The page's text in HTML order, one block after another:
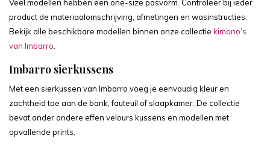
Veel modellen hebben een one-size pasvorm. Controleer bij ieder
product de materiaalomschrijving, afmetingen en wasinstructies.
Bekijk alle beschikbare modellen binnen onze collectie kimono’s
van Imbarro
Imbarro sierkussens
Met een sierkussen van Imbarro voeg je eenvoudig kleur en
zachtheid toe aan de bank, fauteuil of slaapkamer. De collectie
bevat onder andere effen velours kussens en modellen met
opvallende prints.